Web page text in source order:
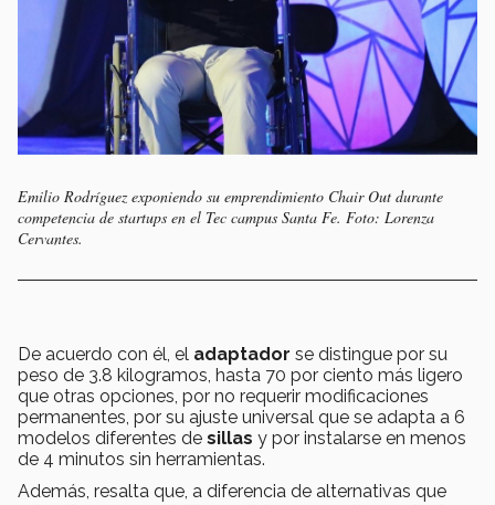
Emilio Rodríguez exponiendo su emprendimiento Chair Out durante
competencia de startups en el Tec campus Santa Fe. Foto: Lorenza
Cervantes.
De acuerdo con él, el adaptador se distingue por su
peso de 3.8 kilogramos, hasta 70 por ciento más ligero
que otras opciones, por no requerir modificaciones
permanentes, por su ajuste universal que se adapta a 6
modelos diferentes de sillas y por instalarse en menos
de 4 minutos sin herramientas.
Además, resalta que, a diferencia de alternativas que